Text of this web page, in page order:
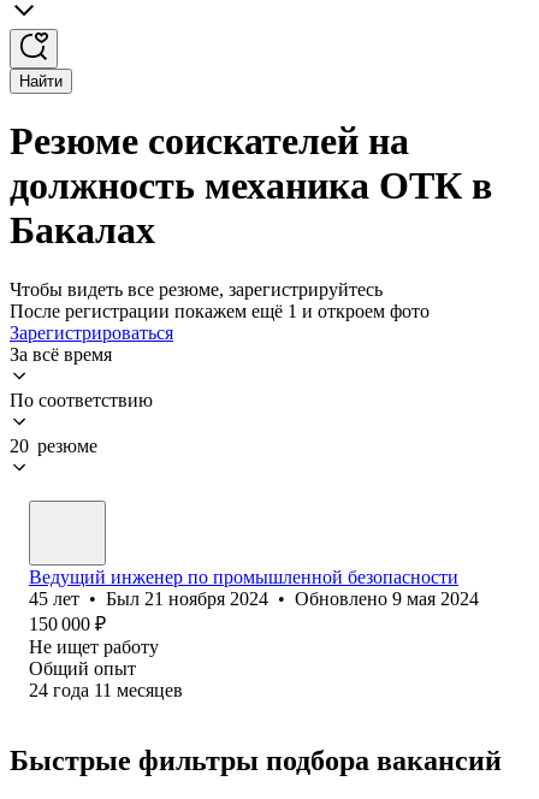
Найти
Резюме соискателей на
должность механика ОТК в
Бакалах
Чтобы видеть все резюме, зарегистрируйтесь
После регистрации покажем ещё 1 и откроем фото
Зарегистрироваться
За всё время
По соответствию
20 резюме
Ведущий инженер по промышленной безопасности
45 лет • Был 21 ноября 2024 • Обновлено 9 мая 2024
150 000 ₽
Не ищет работу
Общий опыт
24 года 11 месяцев
Быстрые фильтры подбора вакансий